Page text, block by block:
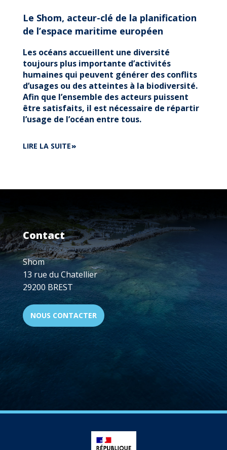
Le Shom, acteur-clé de la planification
de l’espace maritime européen
Les océans accueillent une diversité
toujours plus importante d’activités
humaines qui peuvent générer des conflits
d’usages ou des atteintes à la biodiversité.
Afin que l’ensemble des acteurs puissent
être satisfaits, il est nécessaire de répartir
l’usage de l’océan entre tous.
LIRE LA SUITEDE
PLANIFICATION
DE
L’ESPACE
MARITIME
EUROPÉEN
Contact
Shom
13 rue du Chatellier
29200 BREST
NOUS CONTACTER